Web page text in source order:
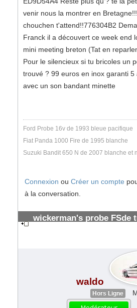
venir nous la montrer en
chouchen t'attend!!776304B2
Franck il a découvert ce week end
mini meeting breton (Tat en
Pour le silencieux si tu bricoles un
trouvé ? 99 euros en inox garanti 5
avec un son bandant minette
Ford Probe 16v de 1993 bleue pacifique
Fiat Panda 1000 Fire de 1995 blanche
Suzuki Bandit 650 N de 2007 blanche et
Connexion ou Créer un compte
à la conversation.
wickerman's probe FSde
waldo
Hors Ligne